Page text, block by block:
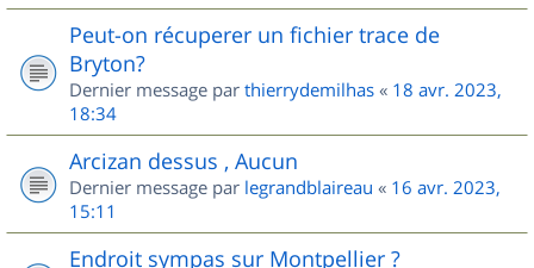
Peut-on récuperer un fichier trace de
Bryton?
Dernier message par thierrydemilhas « 18 avr. 2023,
18:34
Arcizan dessus , Aucun
Dernier message par legrandblaireau « 16 avr. 2023,
15:11
Endroit sympas sur Montpellier ?